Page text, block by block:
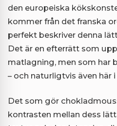
den europeiska
kommer från det franska
perfekt beskriver denna
Det är en efterrätt som
matlagning, men som har
– och naturligtvis även här i
Det som gör
kontrasten mellan dess